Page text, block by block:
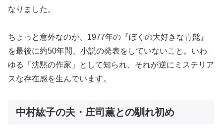
なりました。
ちょっと意外なのが、1977年の『ぼくの大好きな青髭』
を最後に約50年間、小説の発表をしていないこと。いわ
ゆる「沈黙の作家」として知られ、それが逆にミステリア
スな存在感を生んでいます。
中村紘子の夫・庄司薫との馴れ初め